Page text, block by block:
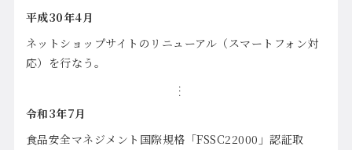
平成30年4月
ネットショップサイトのリニューアル（スマートフォン対
応）を行なう。
令和3年7月
食品安全マネジメント国際規格「FSSC22000」認証取